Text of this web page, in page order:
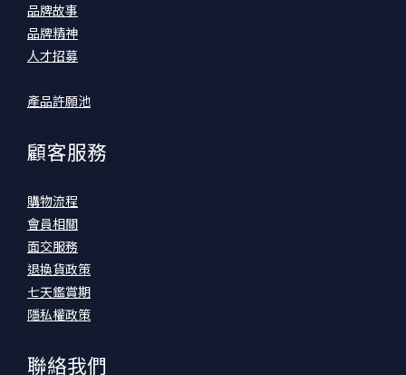
品牌故事
品牌精神
人才招募
產品許願池
顧客服務
購物流程
會員相關
面交服務
退換貨政策
七天鑑賞期
隱私權政策
聯絡我們